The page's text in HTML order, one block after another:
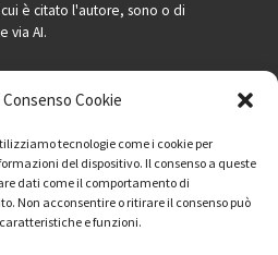
Cookie
tecnologie come i cookie per
del dispositivo. Il consenso a queste
dati come il comportamento di
Non acconsentire o ritirare il consenso può
e funzioni.
è citato l'autore, sono o di
via AI.
l'immediata rimozione di contenuti
qui.